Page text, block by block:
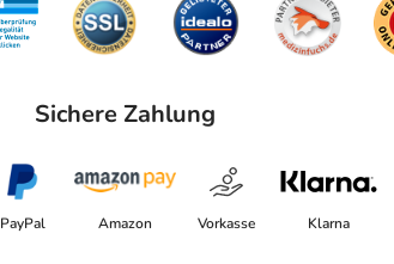
Sichere Zahlung
PayPal Amazon Vorkasse Klarna